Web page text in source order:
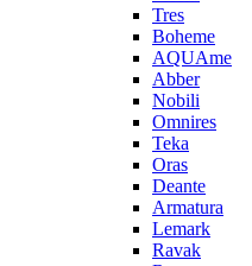
Tres
Boheme
AQUAme
Abber
Nobili
Omnires
Teka
Oras
Deante
Armatura
Lemark
Ravak